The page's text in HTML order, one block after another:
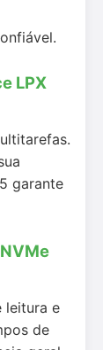
LPX
garante
leitura e
de